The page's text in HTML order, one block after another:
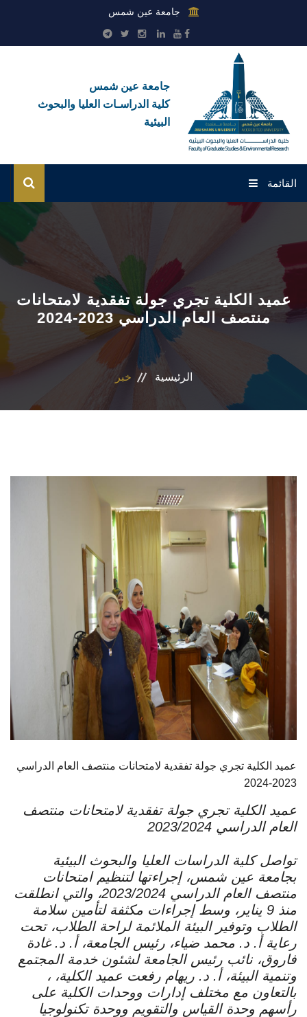
جامعة عين شمس
جامعة عين شمس
كلية الدراسـات العليا والبحوث
البيئية
القائمة
بوابة الطلاب
التسجيل الإلكتروني للطلاب
القطاعات
مشروع شمس BE GREEN
سفراء المناخ
عميد الكلية تجري جولة تفقدية لامتحانات
منتصف العام الدراسي 2023-2024
الرئيسية خبر
عميد الكلية تجري جولة تفقدية لامتحانات منتصف العام الدراسي
2023-2024
عميد الكلية تجري جولة تفقدية لامتحانات منتصف
العام الدراسي 2023/2024
تواصل كلية الدراسات العليا والبحوث البيئية
بجامعة عين شمس، إجراءتها لتنظيم امتحانات
منتصف العام الدراسي 2023/2024، والتي انطلقت
منذ 9 يناير، وسط إجراءات مكثفة لتأمين سلامة
الطلاب وتوفير البيئة الملائمة لراحة الطلاب، تحت
رعاية أ. د. محمد ضياء، رئيس الجامعة، أ. د. غادة
فاروق، نائب رئيس الجامعة لشئون خدمة المجتمع
وتنمية البيئة، أ. د. ريهام رفعت عميد الكلية، ،
بالتعاون مع مختلف إدارات ووحدات الكلية على
رأسهم وحدة القياس والتقويم ووحدة تكنولوجيا